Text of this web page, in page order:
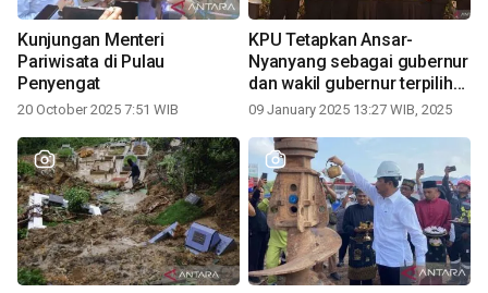
Kunjungan Menteri
Pariwisata di Pulau
Penyengat
20 October 2025 7:51 WIB
KPU Tetapkan Ansar-
Nyanyang sebagai gubernur
dan wakil gubernur terpilih
periode 2025-2030
09 January 2025 13:27 WIB, 2025